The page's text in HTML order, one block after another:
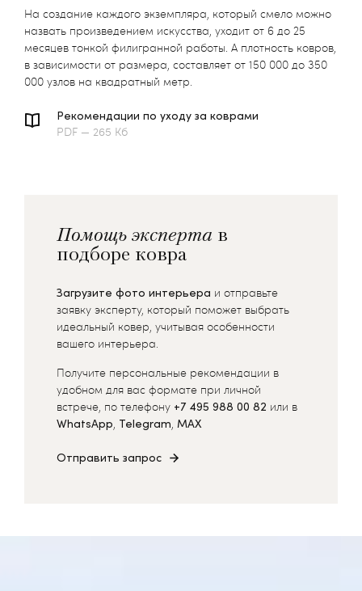
На создание каждого экземпляра, который смело можно
назвать произведением искусства, уходит от 6 до 25
месяцев тонкой филигранной работы. А плотность ковров,
в зависимости от размера, составляет от 150 000 до 350
000 узлов на квадратный метр.
Рекомендации по уходу за коврами
PDF — 265 Кб
Помощь эксперта в
подборе ковра
Загрузите фото интерьера и отправьте
заявку эксперту, который поможет выбрать
идеальный ковер, учитывая особенности
вашего интерьера.
Получите персональные рекомендации в
удобном для вас формате при личной
встрече, по телефону +7 495 988 00 82 или в
WhatsApp, Telegram, MAX
Отправить запрос